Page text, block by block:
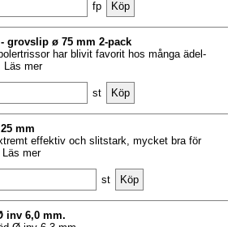
fp
grovslip ø 75 mm 2-pack
har blivit favorit hos många ädel-
Läs mer
st
mm
effektiv och slitstark, mycket bra för
Läs mer
st
inv 6,0 mm.